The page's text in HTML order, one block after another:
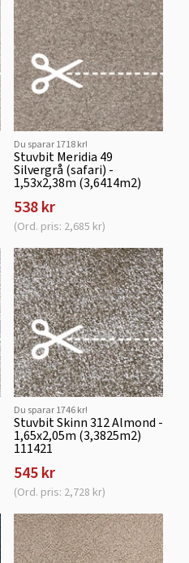
Du sparar 1718 kr!
Stuvbit Meridia 49
Silvergrå (safari) -
1,53x2,38m (3,6414m2)
538 kr
(Ord. pris: 2,685 kr)
Du sparar 1746 kr!
Stuvbit Skinn 312 Almond -
1,65x2,05m (3,3825m2)
111421
545 kr
(Ord. pris: 2,728 kr)